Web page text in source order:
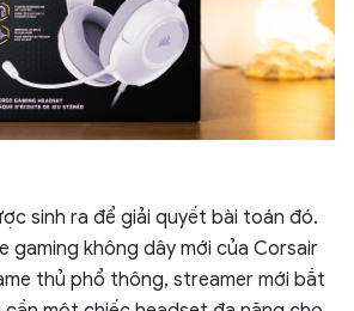
sinh ra để giải quyết bài toán đó.
gaming không dây mới của Corsair
thủ phổ thông, streamer mới bắt